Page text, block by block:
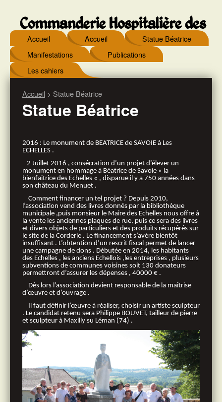
Commanderie Hospitalière des
Echelles
Accueil Accueil
Statue Béatrice
Manifestations
Publications
Les cahiers
Accueil > Statue Béatrice
Statue Béatrice
2016 : Le monument de BEATRICE de SAVOIE à Les
ECHELLES .
2 Juillet 2016 , consécration d’un projet d’élever un
monument en hommage à Béatrice de Savoie « la
bienfaitrice des Echelles « , disparue il y a 750 années dans
son château du Menuet .
Comment financer un tel projet ? Depuis 2010,
l’association vend des livres donnés par la bibliothèque
municipale ,puis monsieur le Maire des Echelles nous offre à
la vente les anciennes plaques de rue, puis ce sera des livres
et divers objets de particuliers et des produits récupérés sur
le site de la Corderie . Le financement s’avère bientôt
insuffisant . L’obtention d’un rescrit fiscal permet de lancer
une campagne de dons . Débutée en 2014, les habitants
des Echelles , les anciens Echellois ,les entreprises , plusieurs
subventions de communes voisines soit 130 donateurs
permettront d’assurer les dépenses , 40000 € .
Dès lors l’association devient responsable de la maîtrise
d’œuvre et d’ouvrage .
Il faut définir l’œuvre à réaliser, choisir un artiste sculpteur
. Le candidat retenu sera Philippe BOUVET, tailleur de pierre
et sculpteur à Maxilly su Léman (74) .